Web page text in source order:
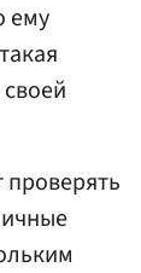
ему